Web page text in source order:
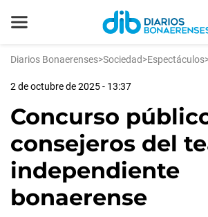
Diarios Bonaerenses>Sociedad>Espectáculos
2 de octubre de 2025 - 13:37
Concurso
consejeros del
independiente
bonaerense